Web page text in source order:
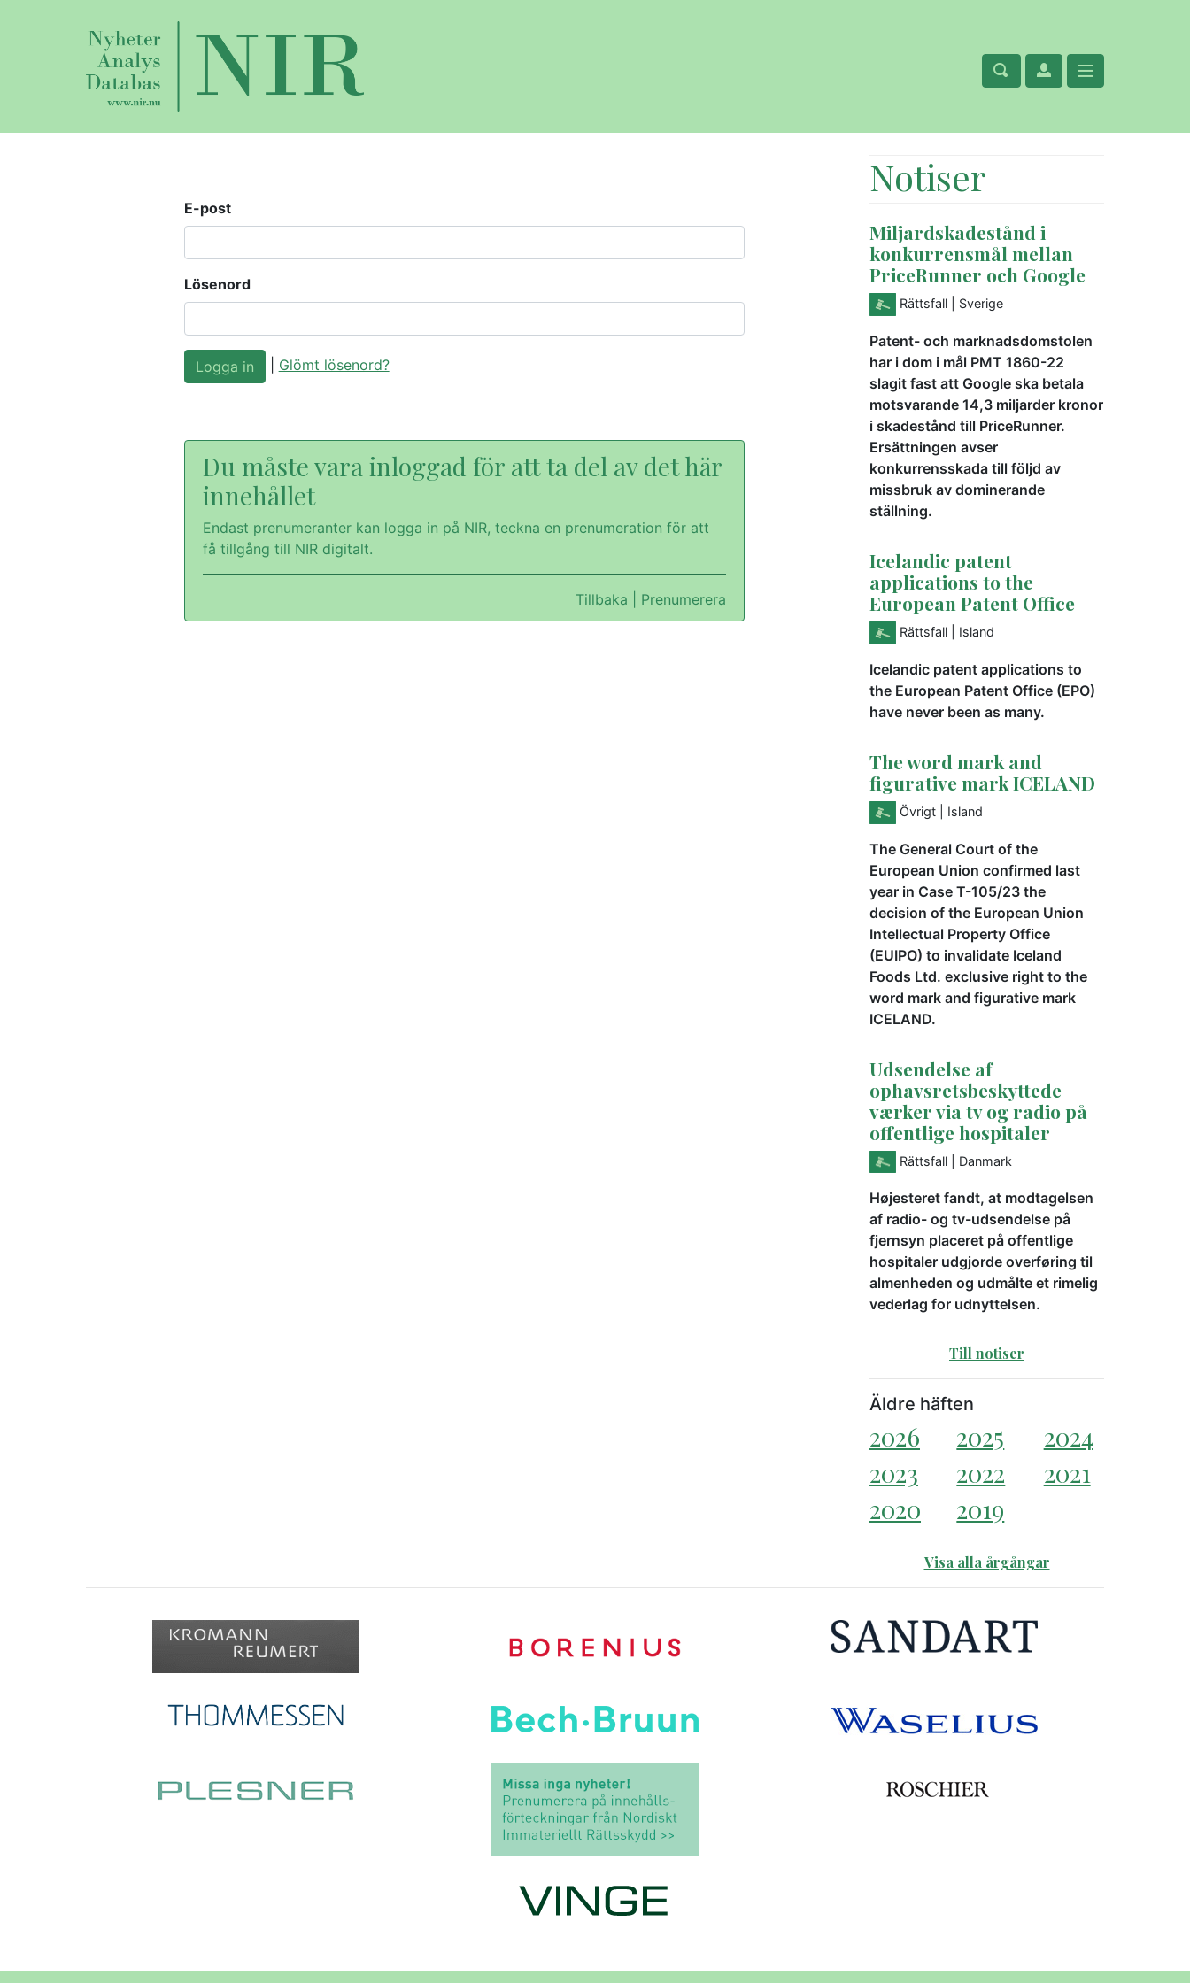
E-post
Lösenord
Glömt lösenord?
Du måste vara inloggad för att ta del av det här
innehållet
Endast prenumeranter kan logga in på NIR, teckna en prenumeration för att
få tillgång till NIR digitalt.
Tillbaka Prenumerera
Notiser
Miljardskadestånd i
konkurrensmål mellan
PriceRunner och Google
Rättsfall | Sverige
Patent- och marknadsdomstolen
har i dom i mål PMT 1860-22
slagit fast att Google ska betala
motsvarande 14,3 miljarder kronor
i skadestånd till PriceRunner.
Ersättningen avser
konkurrensskada till följd av
missbruk av dominerande
ställning.
Icelandic patent
applications to the
European Patent Office
Rättsfall | Island
Icelandic patent applications to
the European Patent Office (EPO)
have never been as many.
The word mark and
figurative mark ICELAND
Övrigt | Island
The General Court of the
European Union confirmed last
year in Case T-105/23 the
decision of the European Union
Intellectual Property Office
(EUIPO) to invalidate Iceland
Foods Ltd. exclusive right to the
word mark and figurative mark
ICELAND.
Udsendelse af
ophavsretsbeskyttede
værker via tv og radio på
offentlige hospitaler
Rättsfall | Danmark
Højesteret fandt, at modtagelsen
af radio- og tv-udsendelse på
fjernsyn placeret på offentlige
hospitaler udgjorde overføring til
almenheden og udmålte et rimelig
vederlag for udnyttelsen.
Till notiser
Äldre häften
2026 2025
2024
2023
2022
2021
2020
2019
Visa alla årgångar